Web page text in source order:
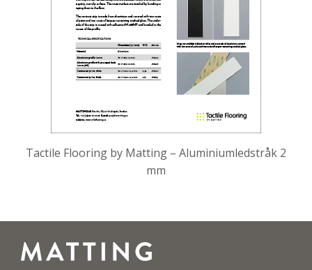
Tactile Flooring by Matting – Aluminiumledstråk 2
mm